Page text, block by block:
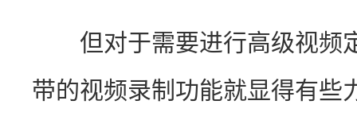
但对于需要进行高级视频
带的视频录制功能就显得有些